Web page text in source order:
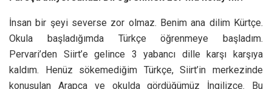
İnsan bir şeyi severse zor olmaz. Benim ana dilim Kürtçe.
Okula başladığımda Türkçe öğrenmeye başladım.
Pervari’den Siirt’e gelince 3 yabancı dille karşı karşıya
kaldım. Henüz sökemediğim Türkçe, Siirt’in merkezinde
konuşulan Arapça ve okulda gördüğümüz İngilizce. Bu